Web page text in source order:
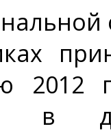
2012
в